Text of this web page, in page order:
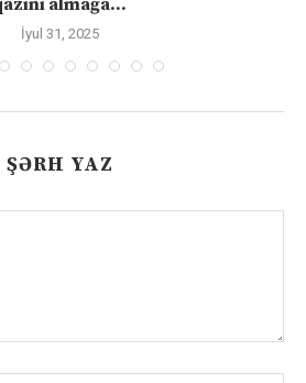
almağa...
İyul 31, 2025
ŞƏRH YAZ